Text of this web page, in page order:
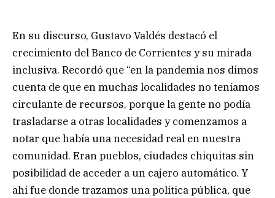
En su discurso, Gustavo Valdés destacó el
crecimiento del Banco de Corrientes y su mirada
inclusiva. Recordó que “en la pandemia nos dimos
cuenta de que en muchas localidades no teníamos
circulante de recursos, porque la gente no podía
trasladarse a otras localidades y comenzamos a
notar que había una necesidad real en nuestra
comunidad. Eran pueblos, ciudades chiquitas sin
posibilidad de acceder a un cajero automático. Y
ahí fue donde trazamos una política pública, que